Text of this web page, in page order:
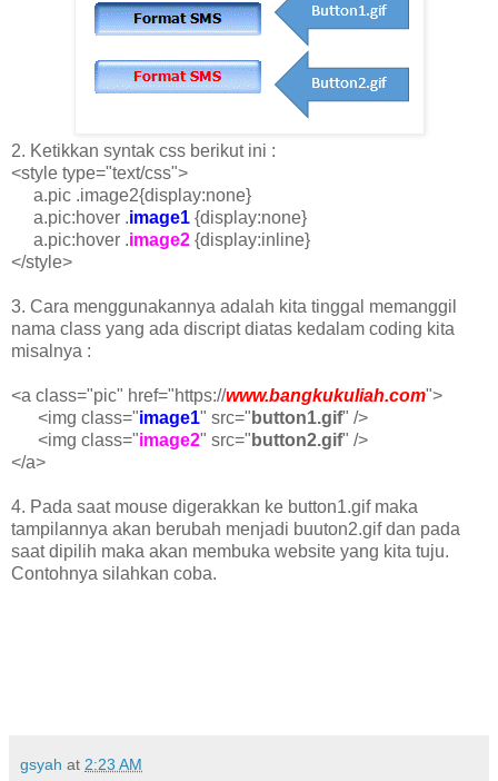
2. Ketikkan syntak css berikut ini :
<style type="text/css">
a.pic .image2{display:none}
a.pic:hover .image1 {display:none}
a.pic:hover .image2 {display:inline}
</style>
3. Cara menggunakannya adalah kita tinggal memanggil
nama class yang ada discript diatas kedalam coding kita
misalnya :
<a class="pic" href="https://www.bangkukuliah.com">
<img class="image1" src=" button1.gif" />
<img class="image2" src=" button2.gif" />
</a>
4. Pada saat mouse digerakkan ke button1.gif maka
tampilannya akan berubah menjadi buuton2.gif dan pada
saat dipilih maka akan membuka website yang kita tuju.
Contohnya silahkan coba.
gsyah at 2:23 AM